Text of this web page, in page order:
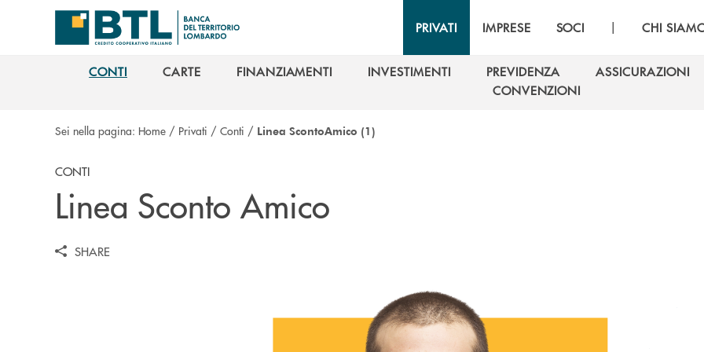
Salta al contenuto principale
PRIVATI IMPRESE SOCI | CHI
CONTI
CARTE
FINANZIAMENTI
INVESTIMENTI
PREVIDENZA
PREVIDENZA
ASSICURAZIONI
CONVENZIONI
Sei nella pagina: Home / Privati / Conti / Linea ScontoAmico (1)
CONTI
Linea Sconto Amico
SHARE